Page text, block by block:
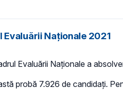
Naționale 2021
Evaluării Naționale a
probă 7.926 de candidați.